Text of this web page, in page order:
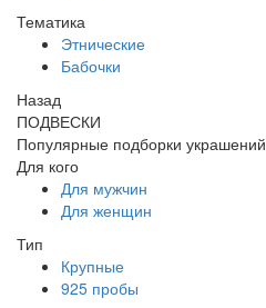
Тематика
Этнические
Бабочки
Назад
ПОДВЕСКИ
Популярные подборки украшений
Для кого
Для мужчин
Для женщин
Тип
Крупные
925 пробы